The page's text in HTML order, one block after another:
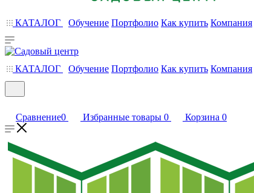
КАТАЛОГ Обучение Портфолио Как купить Компания
КАТАЛОГ Обучение Портфолио Как купить Компания
Сравнение0 Избранные товары 0 Корзина 0